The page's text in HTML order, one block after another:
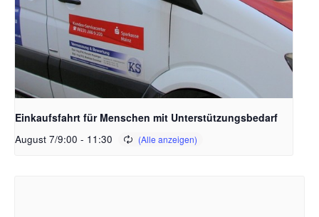
Einkaufsfahrt für Menschen mit Unterstützungsbedarf
August 7/9:00 - 11:30